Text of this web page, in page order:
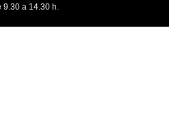
9.30 a 14.30 h.